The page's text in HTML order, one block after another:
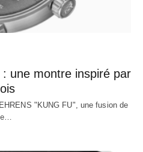
une montre inspiré par
"KUNG FU", une fusion de